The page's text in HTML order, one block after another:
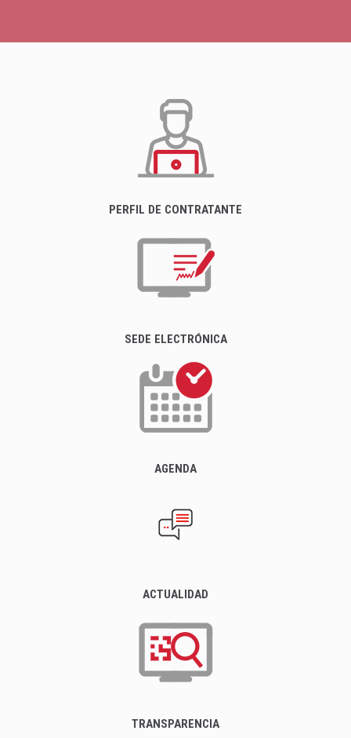
PERFIL DE CONTRATANTE
SEDE ELECTRÓNICA
AGENDA
ACTUALIDAD
TRANSPARENCIA